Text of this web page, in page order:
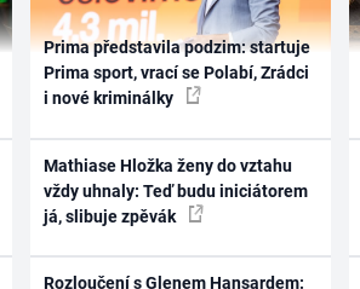
Prima představila podzim: startuje
Prima sport, vrací se Polabí, Zrádci
i nové kriminálky
Mathiase Hložka ženy do vztahu
vždy uhnaly: Teď budu iniciátorem
já, slibuje zpěvák
Rozloučení s Glenem Hansardem: